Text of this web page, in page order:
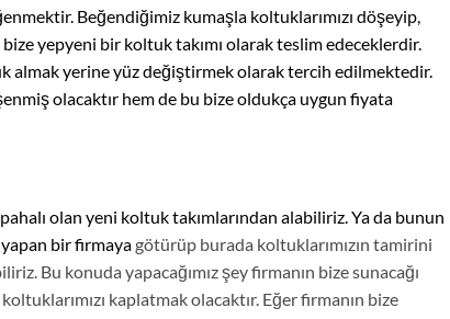
Beğendiğimiz kumaşla koltuklarımızı döşeyip,
yepyeni bir koltuk takımı olarak teslim edeceklerdir.
almak yerine yüz değiştirmek olarak tercih edilmektedir.
olacaktır hem de bu bize oldukça uygun fiyata
olan yeni koltuk takımlarından alabiliriz. Ya da bunun
bir firmayagötürüp burada koltuklarımızın tamirini
Bu konuda yapacağımız şey firmanın bize sunacağı
kaplatmak olacaktır. Eğer firmanın bize